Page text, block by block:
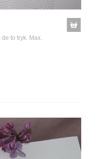
to tryk. Max.